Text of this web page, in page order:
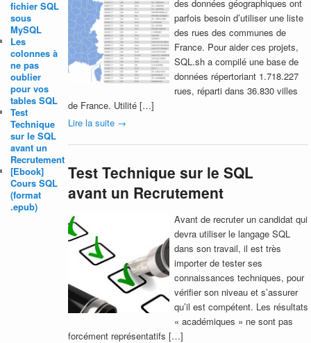
des données géographiques ont
parfois besoin d’utiliser une liste
des rues des communes de
France. Pour aider ces projets,
SQL.sh a compilé une base de
données répertoriant 1.718.227
rues, réparti dans 36.830 villes
de France. Utilité […]
Lire la suite →
Test Technique sur le SQL
avant un Recrutement
Avant de recruter un candidat qui
devra utiliser le langage SQL
dans son travail, il est très
importer de tester ses
connaissances techniques, pour
vérifier son niveau et s’assurer
qu’il est compétent. Les résultats
« académiques » ne sont pas
forcément représentatifs […]
fichier SQL
sous
MySQL
Les
colonnes à
ne pas
oublier
pour vos
tables SQL
Test
Technique
sur le SQL
avant un
Recrutement
[Ebook]
Cours SQL
(format
.epub)